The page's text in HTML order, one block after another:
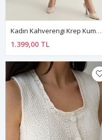
Kadın Kahverengi Krep Kumaş Kemerli Uzun Tül Kol Kare Yaka Midi Boy Elbise 1C-4380
1.399,00 TL